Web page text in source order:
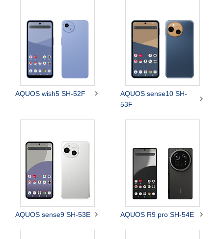
AQUOS wish5 SH-52F 
AQUOS sense10 SH-
53F

AQUOS sense9 SH-53E  AQUOS R9 pro SH-54E 